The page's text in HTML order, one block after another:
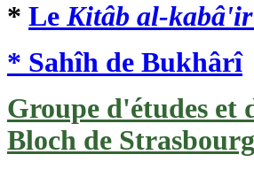
* LeKitâb al-kabâ'ir
* Sahîh de Bukhârî
Groupe d'études et
Bloch de